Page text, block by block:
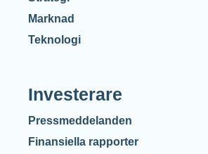
Marknad
Teknologi
Investerare
Pressmeddelanden
Finansiella rapporter